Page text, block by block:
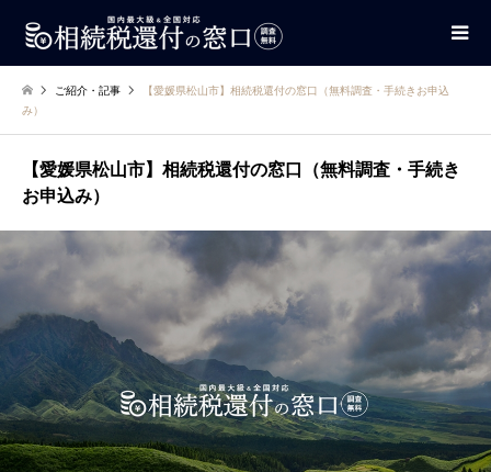
ご紹介・記事
【愛媛県松山市】相続税還付の窓口（無料調査・手続きお申込
み）
【愛媛県松山市】相続税還付の窓口（無料調査・手続き
お申込み）